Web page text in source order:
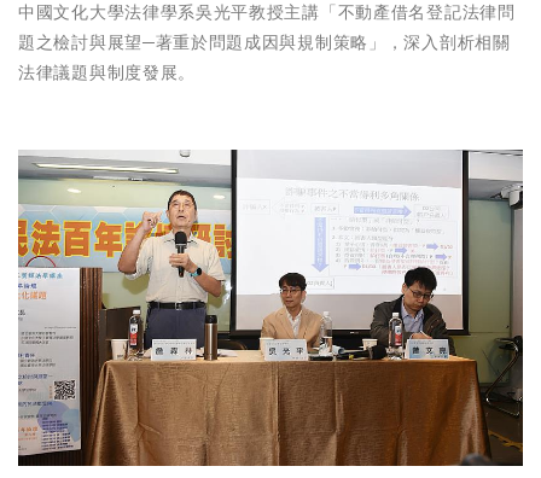
中國文化大學法律學系吳光平教授主講「不動產借名登記法律問
題之檢討與展望─著重於問題成因與規制策略」，深入剖析相關
法律議題與制度發展。